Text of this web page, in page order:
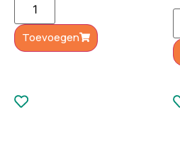
Toevoegen